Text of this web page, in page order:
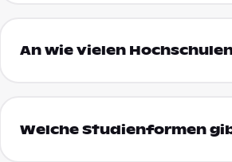
An wie vielen
Welche Studienformen